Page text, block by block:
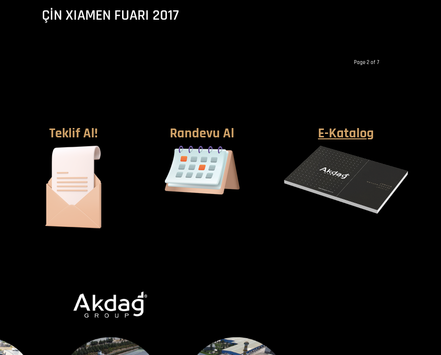
ÇİN XIAMEN FUARI 2017
Page 2 of 7
Teklif Al! Randevu Al E-Katalog